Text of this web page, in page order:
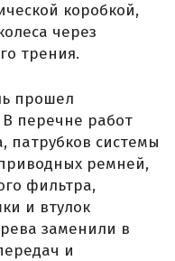
коробкой,
через
трения.
прошел
В перечне работ
патрубков системы
ремней,
фильтра,
и втулок
заменили в
и